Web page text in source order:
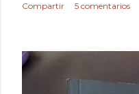
Compartir 5 comentarios